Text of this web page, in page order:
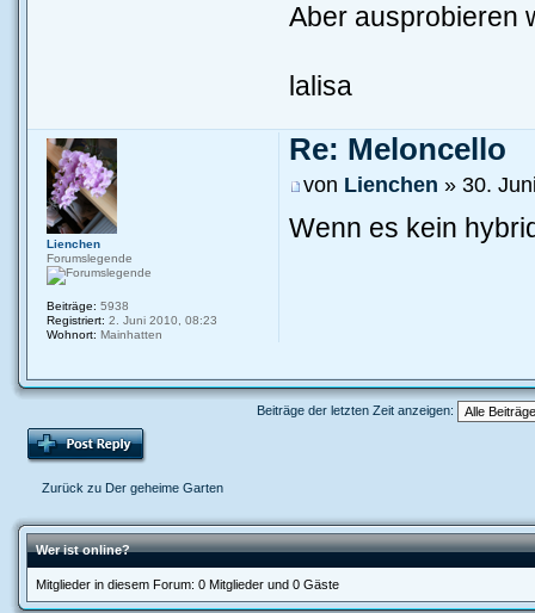
Aber ausprobieren
lalisa
Re: Meloncello
von Lienchen » 30.
Wenn es kein
Lienchen
Forumslegende
Beiträge: 5938
Registriert: 2. Juni 2010, 08:23
Wohnort: Mainhatten
Beiträge der letzten Zeit anzeigen:
Zurück zu Der geheime Garten
Wer ist online?
Mitglieder in diesem Forum: 0 Mitglieder und 0 Gäste